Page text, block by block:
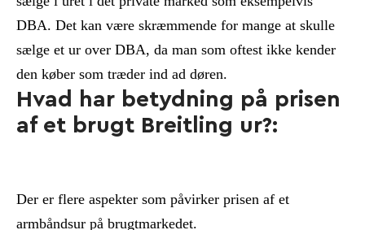
DBA. Det kan være skræmmende for mange at skulle
sælge et ur over DBA, da man som oftest ikke kender
den køber som træder ind ad døren.
Hvad har betydning på prisen
af et brugt Breitling ur?:
Der er flere aspekter som påvirker prisen af et
armbåndsur på brugtmarkedet.